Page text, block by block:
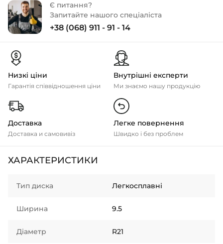
Є питання?
Запитайте нашого спеціаліста
+38 (068) 911 - 91 - 14
Низкі ціни
Гарантія співвідношення ціни
Внутрішні експерти
Ми знаємо нашу продукцію
Доставка
Доставка и самовивіз
Легке повернення
Швидко і без проблем
ХАРАКТЕРИСТИКИ
Тип диска Легкосплавні
Ширина 9.5
Діаметр R21